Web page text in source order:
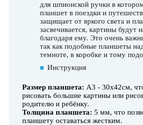
для шпионской ручки в
планшет в поездки и
защищает от яркого света и
засвечивается, картины будут
благодаря ему. Это очень
так как подобные планшеты
темноте, в коробке и тому
Инструкция
Размер планшета: А3 - 30х42см,
рисовать большие картины или
родителю и ребёнку.
Толщина планшета: 5 мм, что
планшету оставаться жестким.